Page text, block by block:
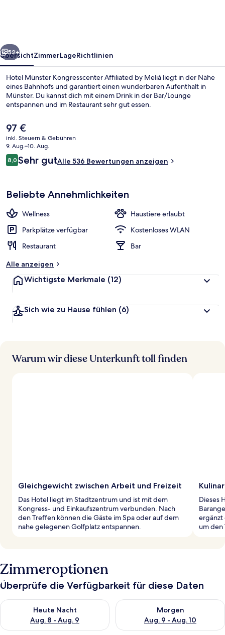
Restaurant
Weiter
52+
ÜbersichtZimmerLageRichtlinien
Hotel Münster Kongresscenter Affiliated by Meliá liegt in der Nähe
eines Bahnhofs und garantiert einen wunderbaren Aufenthalt in
Münster. Du kannst dich mit einem Drink in der Bar/Lounge
entspannen und im Restaurant sehr gut essen.
Der
aktuelle
Preis
beträgt
97 €.
97 €
inkl. Steuern & Gebühren
9. Aug.–10. Aug.
Bewertungen
8,08,0 von 10.
Sehr gutAlle 536 Bewertungen anzeigen
Beliebte Annehmlichkeiten
Wellness
Haustiere erlaubt
Parkplätze verfügbar
Kostenloses WLAN
Restaurant
Bar
Alle anzeigen
Wichtigste Merkmale (12)
Sich wie zu Hause fühlen (6)
Warum wir diese Unterkunft toll finden
Gleichgewicht zwischen Arbeit und Freizeit
Das Hotel liegt im Stadtzentrum und ist mit dem
Kongress- und Einkaufszentrum verbunden. Nach
den Treffen können die Gäste im Spa oder auf dem
nahe gelegenen Golfplatz entspannen.
Dieses
ergänzt
um den
Zimmeroptionen
Überprüfe die Verfügbarkeit für diese Daten
Heute Nacht
Aug. 8 - Aug. 9
Überprüfe die Verfügbarkeit für heute Nacht, Aug. 8 - Aug. 9.
Morgen
Aug. 9 - Aug. 10
Überprüfe die Verfügbarkeit